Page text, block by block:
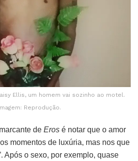
Ellis, um homem vai sozinho ao motel.
Reprodução.
de Eros é notar que o amor
momentos de luxúria, mas nos que
Após o sexo, por exemplo, quase